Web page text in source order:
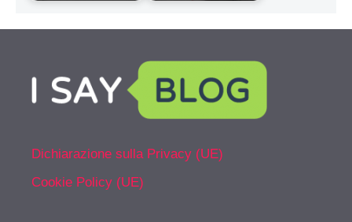
Dichiarazione sulla Privacy (UE)
Cookie Policy (UE)